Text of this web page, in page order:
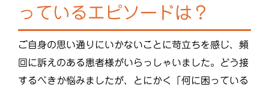
っているエピソードは？
ご自身の思い通りにいかないことに苛立ちを感じ、頻
回に訴えのある患者様がいらっしゃいました。どう接
するべきか悩みましたが、とにかく「何に困っている